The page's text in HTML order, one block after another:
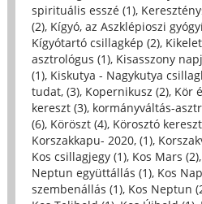
spirituális esszé (1),
(2), Kígyó, az Aszklépioszi
Kígyótartó csillagkép (2),
asztrológus (1), Kisasszony
(1), Kiskutya - Nagykutya
tudat, (3), Kopernikusz (2), Kör
kereszt (3), kormányváltás-
(6), Köröszt (4), Körosztó
Korszakkapu- 2020, (1),
Kos csillagjegy (1), Kos Mars (2),
Neptun együttállás (1), Kos
szembenállás (1), Kos Neptun